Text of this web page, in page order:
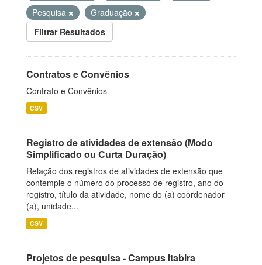
Pesquisa
Graduação
Filtrar Resultados
Contratos e Convênios
Contrato e Convênios
CSV
Registro de atividades de extensão (Modo
Simplificado ou Curta Duração)
Relação dos registros de atividades de extensão que
contemple o número do processo de registro, ano do
registro, título da atividade, nome do (a) coordenador
(a), unidade...
CSV
Projetos de pesquisa - Campus Itabira